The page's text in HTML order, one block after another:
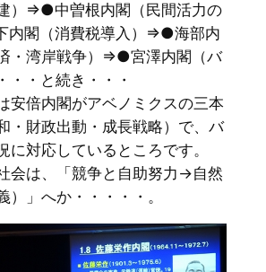
）⇒●中曽根内閣（民間活力の
閣（消費税導入）⇒●海部内
・湾岸戦争）⇒●宮澤内閣（バ
・と続き・・・
安倍内閣がアベノミクスの三本
・財政出動・成長戦略）で、バ
に対応しているところです。
会は、「競争と自助努力→自然
）」へか・・・・・。